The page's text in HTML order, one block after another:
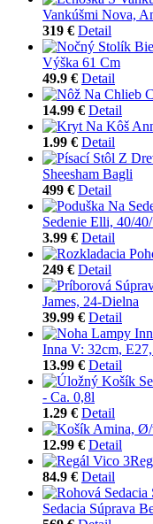
Vankúšmi Nova,
319 € Detail
Výška 61 Cm
49.9 € Detail
14.99 € Detail
1.99 € Detail
Sheesham Bagli
499 € Detail
Sedenie Elli, 40/
3.99 € Detail
249 € Detail
James, 24-Dielna
39.99 € Detail
Inna V: 32cm,
13.99 € Detail
- Ca. 0,8l
1.29 € Detail
12.99 € Detail
84.9 € Detail
Sedacia Súprava